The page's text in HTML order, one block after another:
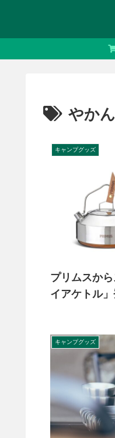
やかん
キャンプグッズ
プリムスか
イアケトル
キャンプグッズ